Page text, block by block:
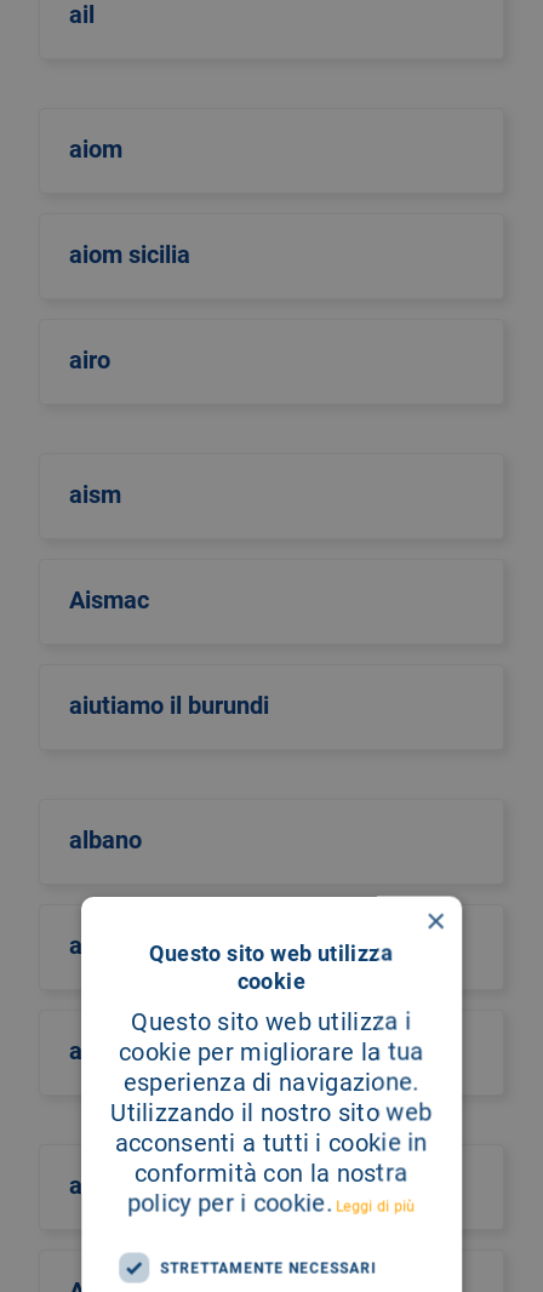
ail
aiom
aiom sicilia
airo
aism
Aismac
aiutiamo il burundi
albano
albero della vita
alberto castiglione
alberto culotta
×
Questo sito web utilizza
cookie
Questo sito web utilizza i
cookie per migliorare la tua
esperienza di navigazione.
Utilizzando il nostro sito web
acconsenti a tutti i cookie in
conformità con la nostra
policy per i cookie. Leggi di più
STRETTAMENTE NECESSARI